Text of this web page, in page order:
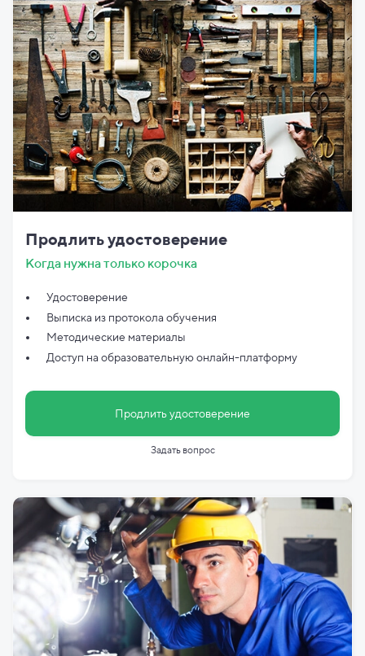
Продлить удостоверение
Когда нужна только корочка
Удостоверение
Выписка из протокола обучения
Методические материалы
Доступ на образовательную онлайн-платформу
Продлить удостоверение
Задать вопрос